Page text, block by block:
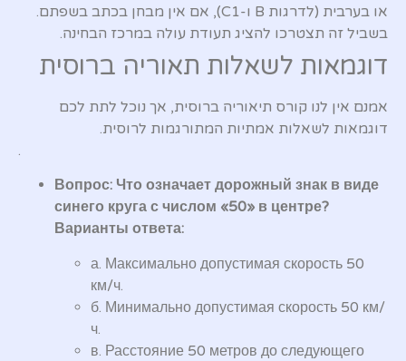
או בערבית (לדרגות B ו-C1), אם אין מבחן בכתב בשפתם.
בשביל זה תצטרכו להציג תעודת עולה במרכז הבחינה.
דוגמאות לשאלות תאוריה ברוסית
אמנם אין לנו קורס תיאוריה ברוסית, אך נוכל לתת לכם
דוגמאות לשאלות אמתיות המתורגמות לרוסית.
.
Вопрос: Что означает дорожный знак в виде
синего круга с числом «50» в центре?
Варианты ответа:
а. Максимально допустимая скорость 50
км/ч.
б. Минимально допустимая скорость 50 км/
ч.
в. Расстояние 50 метров до следующего